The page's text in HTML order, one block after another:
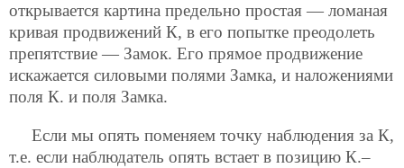
открывается картина предельно простая — ломаная
кривая продвижений К, в его попытке преодолеть
препятствие — Замок. Его прямое продвижение
искажается силовыми полями Замка, и наложениями
поля К. и поля Замка.
Если мы опять поменяем точку наблюдения за К,
т.е. если наблюдатель опять встает в позицию К.–